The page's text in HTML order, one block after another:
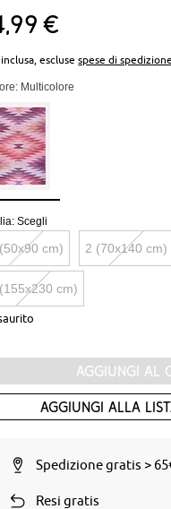
99 €
inclusa, escluse spese di spedizione
Multicolore
Scegli
cm) 2 (70x140 cm)
cm)
Aggiungi al
Aggiungi alla
Spedizione gratis >
Resi gratis